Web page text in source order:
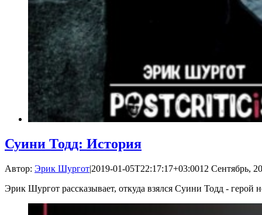
Суини Тодд: История
Автор: Эрик Шургот|2019-01-05T22:17:17+03:0012 Сентябрь,
Эрик Шургот рассказывает, откуда взялся Суини Тодд -